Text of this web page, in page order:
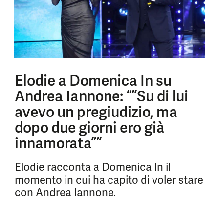
Elodie a Domenica In su
Andrea Iannone: “”Su di lui
avevo un pregiudizio, ma
dopo due giorni ero già
innamorata””
Elodie racconta a Domenica In il
momento in cui ha capito di voler stare
con Andrea Iannone.